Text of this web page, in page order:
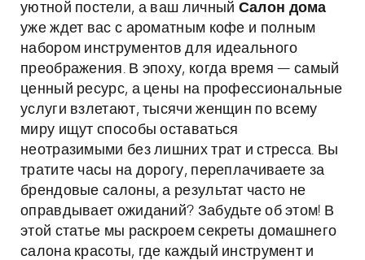
уютной постели, а ваш личный Салон дома
уже ждет вас с ароматным кофе и полным
набором инструментов для идеального
преображения. В эпоху, когда время — самый
ценный ресурс, а цены на профессиональные
услуги взлетают, тысячи женщин по всему
миру ищут способы оставаться
неотразимыми без лишних трат и стресса. Вы
тратите часы на дорогу, переплачиваете за
брендовые салоны, а результат часто не
оправдывает ожиданий? Забудьте об этом! В
этой статье мы раскроем секреты домашнего
салона красоты, где каждый инструмент и